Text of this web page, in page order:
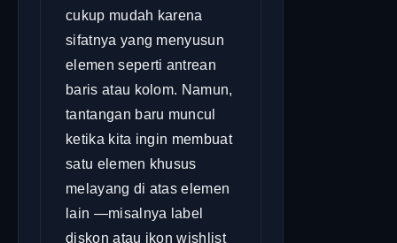
cukup mudah karena
sifatnya yang menyusun
elemen seperti antrean
baris atau kolom. Namun,
tantangan baru muncul
ketika kita ingin membuat
satu elemen khusus
melayang di atas elemen
lain —misalnya label
diskon atau ikon wishlist